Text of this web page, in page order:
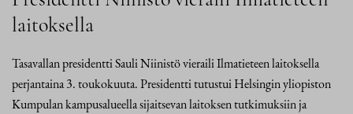
laitoksella
Tasavallan presidentti Sauli Niinistö vieraili Ilmatieteen laitoksella
perjantaina 3. toukokuuta. Presidentti tutustui Helsingin yliopiston
Kumpulan kampusalueella sijaitsevan laitoksen tutkimuksiin ja